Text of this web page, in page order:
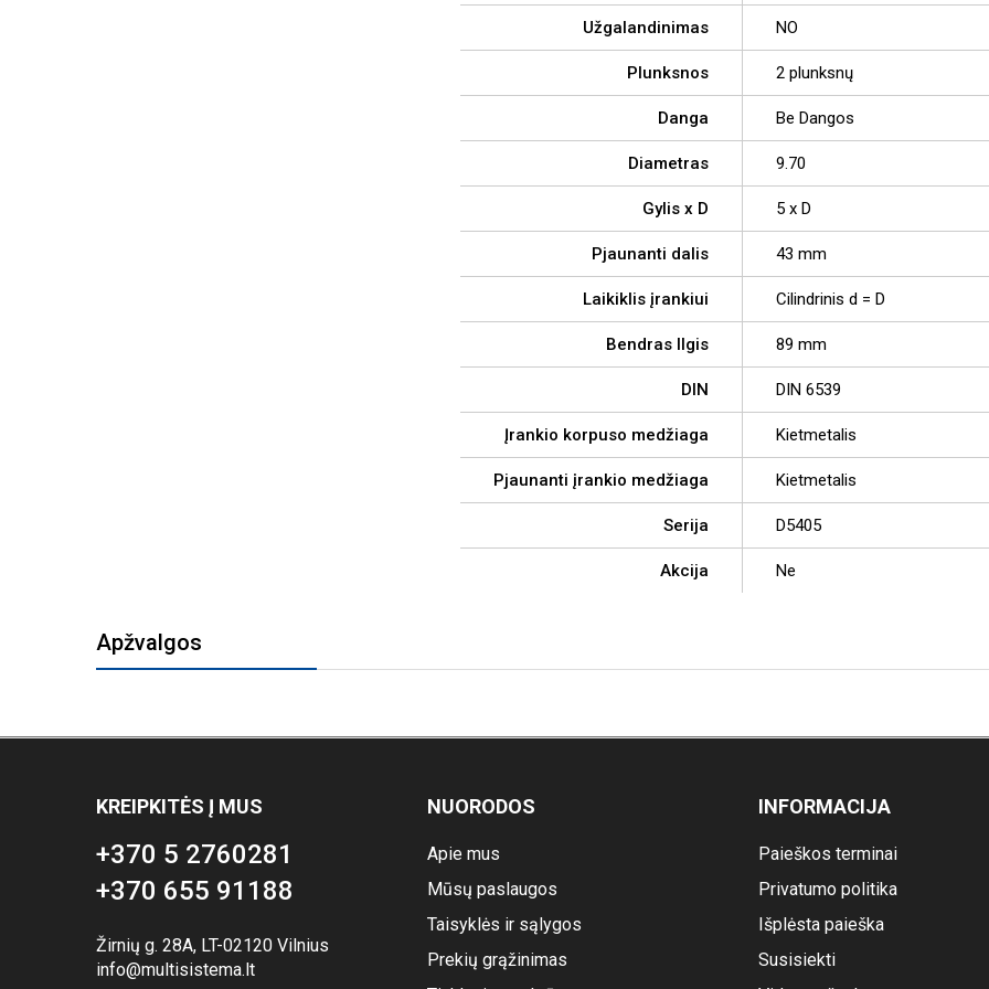
Užgalandinimas NO
Plunksnos 2 plunksnų
Danga Be Dangos
Diametras 9.70
Gylis x D 5 x D
Pjaunanti dalis 43 mm
Laikiklis įrankiui Cilindrinis d = D
Bendras Ilgis 89 mm
DIN DIN 6539
Įrankio korpuso medžiaga Kietmetalis
Pjaunanti įrankio medžiaga Kietmetalis
Serija D5405
Akcija Ne
Apžvalgos
KREIPKITĖS Į MUS
+370 5 2760281
+370 655 91188
Žirnių g. 28A, LT-02120 Vilnius
info@multisistema.lt
NUORODOS
Apie mus
Mūsų paslaugos
Taisyklės ir sąlygos
Prekių grąžinimas
INFORMACIJA
Paieškos terminai
Privatumo politika
Išplėsta paieška
Susisiekti